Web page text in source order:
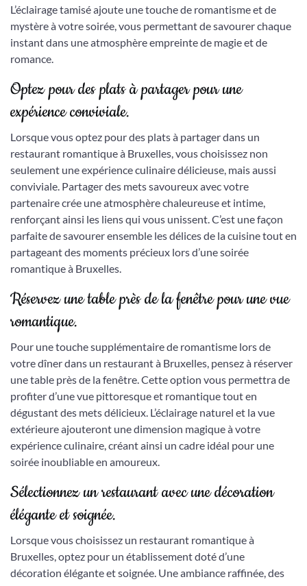
L’éclairage tamisé ajoute une touche de romantisme et de
mystère à votre soirée, vous permettant de savourer chaque
instant dans une atmosphère empreinte de magie et de
romance.
Optez pour des plats à partager pour une
expérience conviviale.
Lorsque vous optez pour des plats à partager dans un
restaurant romantique à Bruxelles, vous choisissez non
seulement une expérience culinaire délicieuse, mais aussi
conviviale. Partager des mets savoureux avec votre
partenaire crée une atmosphère chaleureuse et intime,
renforçant ainsi les liens qui vous unissent. C’est une façon
parfaite de savourer ensemble les délices de la cuisine tout en
partageant des moments précieux lors d’une soirée
romantique à Bruxelles.
Réservez une table près de la fenêtre pour une vue
romantique.
Pour une touche supplémentaire de romantisme lors de
votre dîner dans un restaurant à Bruxelles, pensez à réserver
une table près de la fenêtre. Cette option vous permettra de
profiter d’une vue pittoresque et romantique tout en
dégustant des mets délicieux. L’éclairage naturel et la vue
extérieure ajouteront une dimension magique à votre
expérience culinaire, créant ainsi un cadre idéal pour une
soirée inoubliable en amoureux.
Sélectionnez un restaurant avec une décoration
élégante et soignée.
Lorsque vous choisissez un restaurant romantique à
Bruxelles, optez pour un établissement doté d’une
décoration élégante et soignée. Une ambiance raffinée, des